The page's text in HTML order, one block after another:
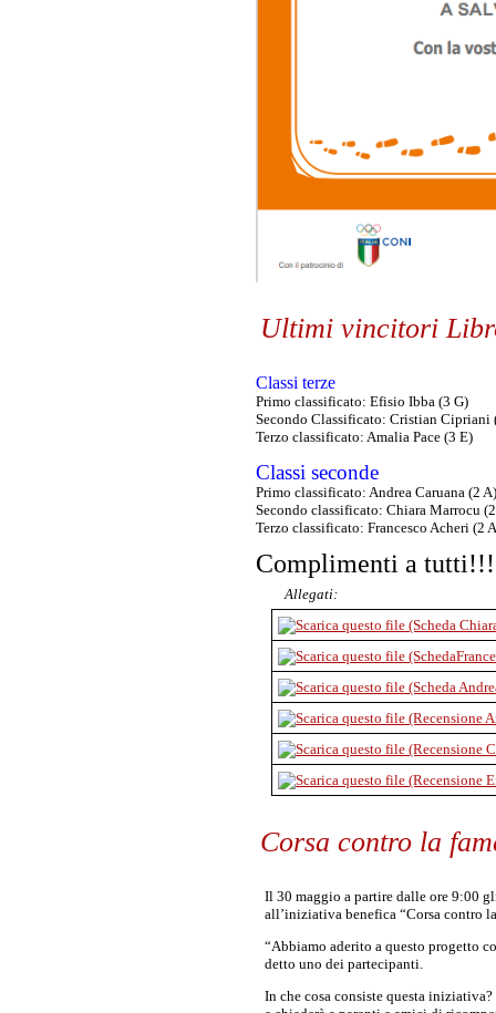
Ultimi vincitori
Classi terze
Primo classificato: Efisio Ibba (3 G)
Secondo Classificato: Cristian Cipriani
Terzo classificato: Amalia Pace (3 E)
Classi seconde
Primo classificato: Andrea Caruana (2 A)
Secondo classificato: Chiara Marrocu
Terzo classificato: Francesco Acheri (2
Complimenti a tutti!!!
Allegati:
Corsa contro la
Il 30 maggio a partire dalle ore 9:00
all’iniziativa benefica “Corsa contro
“Abbiamo aderito a questo progetto
detto uno dei partecipanti.
In che cosa consiste questa